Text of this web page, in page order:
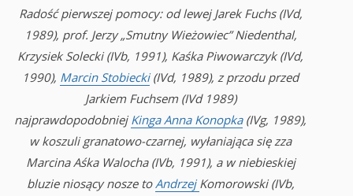
Radość pierwszej pomocy: od lewej Jarek Fuchs (IVd,
1989), prof. Jerzy „Smutny Wieżowiec” Niedenthal,
Krzysiek Solecki (IVb, 1991), Kaśka Piwowarczyk (IVd,
1990), Marcin Stobiecki(IVd, 1989), z przodu przed
Jarkiem Fuchsem (IVd 1989)
najprawdopodobniejKinga Anna Konopka(IVg, 1989),
w koszuli granatowo-czarnej, wyłaniająca się zza
Marcina Aśka Walocha (IVb, 1991), a w niebieskiej
bluzie niosący nosze toAndrzejKomorowski (IVb,